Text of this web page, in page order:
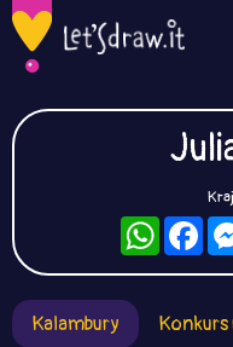
Kalambury Konkurs